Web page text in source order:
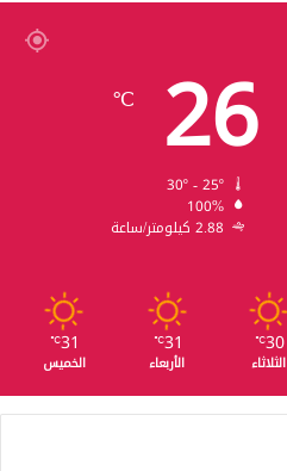
26
℃
100%
2.88 كيلومتر/ساعة
30
℃
الثلاثاء
31
℃
الأربعاء
31
℃
الخميس